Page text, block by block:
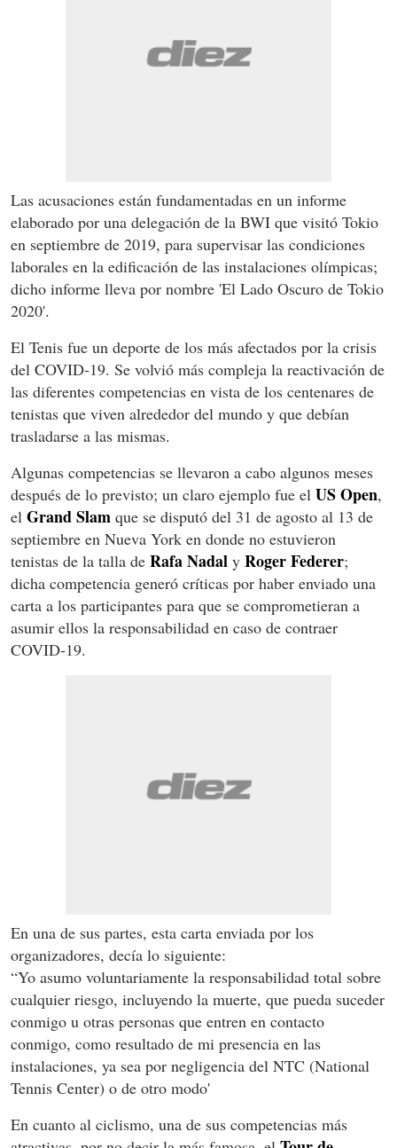
Las acusaciones están fundamentadas en un informe
elaborado por una delegación de la BWI que visitó Tokio
en septiembre de 2019, para supervisar las condiciones
laborales en la edificación de las instalaciones olímpicas;
dicho informe lleva por nombre 'El Lado Oscuro de Tokio
2020'.
El Tenis fue un deporte de los más afectados por la crisis
del COVID-19. Se volvió más compleja la reactivación de
las diferentes competencias en vista de los centenares de
tenistas que viven alrededor del mundo y que debían
trasladarse a las mismas.
Algunas competencias se llevaron a cabo algunos meses
después de lo previsto; un claro ejemplo fue el US Open,
el Grand Slam que se disputó del 31 de agosto al 13 de
septiembre en Nueva York en donde no estuvieron
tenistas de la talla de Rafa Nadal y Roger Federer;
dicha competencia generó críticas por haber enviado una
carta a los participantes para que se comprometieran a
asumir ellos la responsabilidad en caso de contraer
COVID-19.
En una de sus partes, esta carta enviada por los
organizadores, decía lo siguiente:
“Yo asumo voluntariamente la responsabilidad total sobre
cualquier riesgo, incluyendo la muerte, que pueda suceder
conmigo u otras personas que entren en contacto
conmigo, como resultado de mi presencia en las
instalaciones, ya sea por negligencia del NTC (National
Tennis Center) o de otro modo'
En cuanto al ciclismo, una de sus competencias más